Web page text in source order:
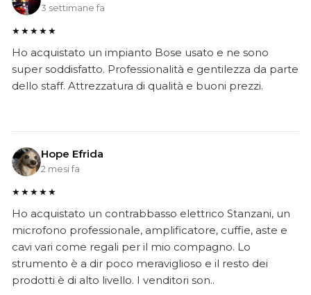
3 settimane fa
★★★★★
Ho acquistato un impianto Bose usato e ne sono
super soddisfatto. Professionalità e gentilezza da parte
dello staff. Attrezzatura di qualità e buoni prezzi.
Hope Efrida
2 mesi fa
★★★★★
Ho acquistato un contrabbasso elettrico Stanzani, un
microfono professionale, amplificatore, cuffie, aste e
cavi vari come regali per il mio compagno. Lo
strumento è a dir poco meraviglioso e il resto dei
prodotti è di alto livello. I venditori son..